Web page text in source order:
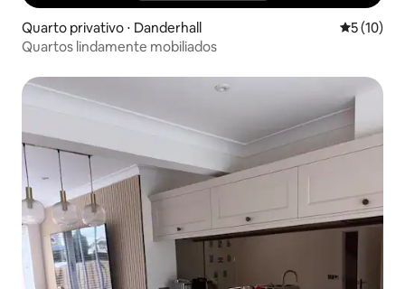
Quarto privativo ⋅ Danderhall 5 de uma
5 (10)
Quartos lindamente mobiliados